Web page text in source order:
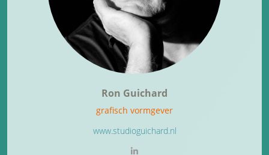
Ron Guichard
grafisch vormgever
www.studioguichard.nl